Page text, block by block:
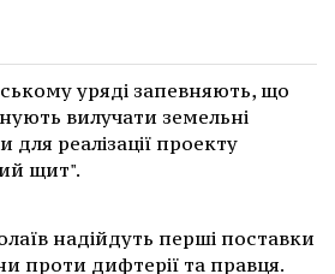
уряді запевняють, що
вилучати земельні
для реалізації проекту
щит".
надійдуть перші поставки
проти дифтерії та правця.